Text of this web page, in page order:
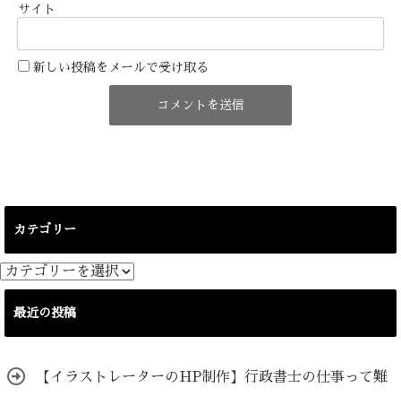
サイト
新しい投稿をメールで受け取る
カテゴリー
カ
テ
最近の投稿
【イラストレーターのHP制作】行政書士の仕事って難